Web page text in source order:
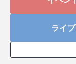
ライ